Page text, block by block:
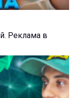
Реклама в